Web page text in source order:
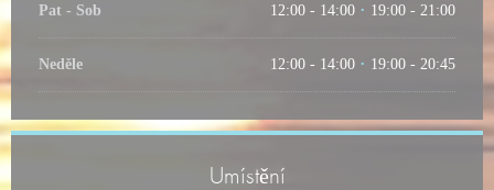
Pat - Sob 12:00 - 14:00 • 19:00 - 21:00
Neděle 12:00 - 14:00 • 19:00 - 20:45
Umístění